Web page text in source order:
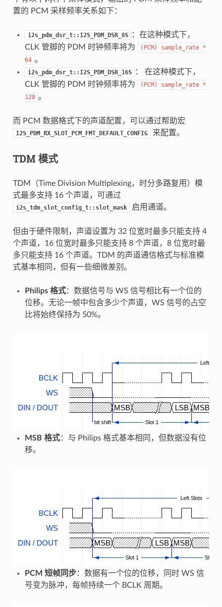
置的 PCM 采样频率关系如下：
i2s_pdm_dsr_t::I2S_PDM_DSR_8S
：在这种模式下，
CLK 管脚的 PDM 时钟频率将为
(PCM) sample_rate *
64 。
i2s_pdm_dsr_t::I2S_PDM_DSR_16S
： 在这种模式下，
CLK 管脚的 PDM 时钟频率将为
(PCM) sample_rate *
128 。
而 PCM 数据格式下的声道配置，可以通过帮助宏
I2S_PDM_RX_SLOT_PCM_FMT_DEFAULT_CONFIG 来配置。
TDM 模式
TDM（Time Division Multiplexing，时分多路复用）模
式最多支持 16 个声道，可通过
i2s_tdm_slot_config_t::slot_mask 启用通道。
但由于硬件限制，声道设置为 32 位宽时最多只能支持 4
个声道，16 位宽时最多只能支持 8 个声道，8 位宽时最
多只能支持 16 个声道。TDM 的声道通信格式与标准模
式基本相同，但有一些细微差别。
Philips 格式：数据信号与 WS 信号相比有一个位的
位移。无论一帧中包含多少个声道，WS 信号的占空
比将始终保持为 50%。
BCLK
WS
DIN / DOUT
MSB LSB MSB
Left Slots
bit shift Slot 1
MSB 格式：与 Philips 格式基本相同，但数据没有位
移。
BCLK
WS
DIN / DOUT
MSB LSB MSB
Left Slots
Slot 1 Slot 2
PCM 短帧同步：数据有一个位的位移，同时 WS 信
号变为脉冲，每帧持续一个 BCLK 周期。